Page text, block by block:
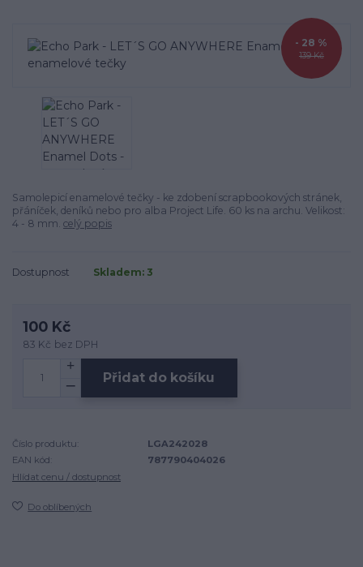
139 Kč
- 28 %
Samolepicí enamelové tečky - ke zdobení scrapbookových stránek,
přáníček, deníků nebo pro alba Project Life. 60 ks na archu. Velikost:
4 - 8 mm. celý popis
Dostupnost Skladem: 3
100 Kč
83 Kč bez DPH
Přidat do košíku
Číslo produktu:
LGA242028
EAN kód:
787790404026
Hlídat cenu / dostupnost
Do oblíbených